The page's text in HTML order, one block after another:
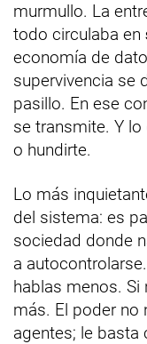
murmullo. La
todo circulaba en
economía de
supervivencia se
pasillo. En ese
se transmite. Y
o hundirte.
Lo más
del sistema: es
sociedad donde
a
hablas menos. Si
más. El poder no
agentes; le basta